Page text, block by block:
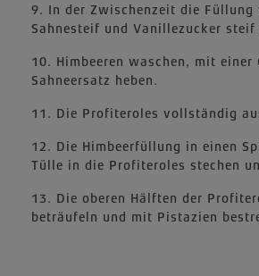
9. In der Zwischenzeit die Füllung
Sahnesteif und Vanillezucker
10. Himbeeren waschen, mit einer
Sahneersatz heben.
11. Die Profiteroles vollständig
12. Die Himbeerfüllung in einen
Tülle in die Profiteroles stechen
13. Die oberen Hälften der
beträufeln und mit Pistazien